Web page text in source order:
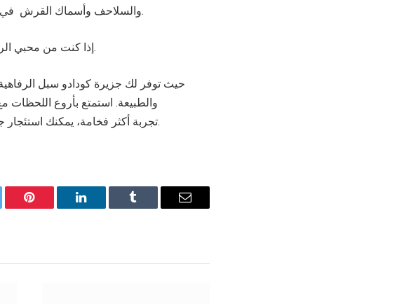
والسلاحف وأسماك القرش في أول غواصة في العالم سوبر فالكون ثري اس، التي تتسع لثلاث أشخاص.
إذا كنت من محبي الرياضات المائية لا تتردد في السفر إلى جزر المالديف، فهي ملاذك المثالي.
حيث توفر لك جزيرة كودادو سبل
والطبيعة. استمتع بأروع
تجربة أكثر فخامة، يمكنك استئجار جزيرة خاصة لنفسك والاستمتاع بواحدة من أكثر التجارب فخامة وحصرية.
Pinterest LinkedIn Tumblr Email